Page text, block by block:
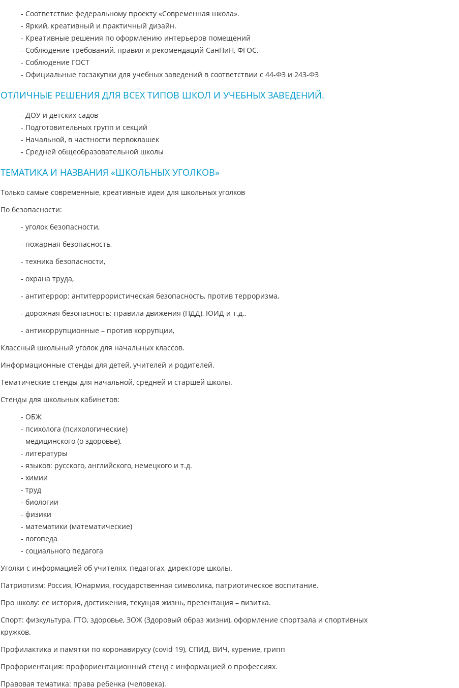
- Соответствие федеральному проекту «Современная школа».
- Яркий, креативный и практичный дизайн.
- Креативные решения по оформлению интерьеров помещений
- Соблюдение требований, правил и рекомендаций СанПиН, ФГОС.
- Соблюдение ГОСТ
- Официальные госзакупки для учебных заведений в соответствии с 44-ФЗ и 243-ФЗ
ОТЛИЧНЫЕ РЕШЕНИЯ ДЛЯ ВСЕХ ТИПОВ ШКОЛ И УЧЕБНЫХ ЗАВЕДЕНИЙ.
- ДОУ и детских садов
- Подготовительных групп и секций
- Начальной, в частности первоклашек
- Средней общеобразовательной школы
ТЕМАТИКА И НАЗВАНИЯ «ШКОЛЬНЫХ УГОЛКОВ»
Только самые современные, креативные идеи для школьных уголков
По безопасности:
- уголок безопасности,
- пожарная безопасность,
- техника безопасности,
- охрана труда,
- антитеррор: антитеррористическая безопасность, против терроризма,
- дорожная безопасность: правила движения (ПДД), ЮИД и т.д.,
- антикоррупционные – против коррупции,
Классный школьный уголок для начальных классов.
Информационные стенды для детей, учителей и родителей.
Тематические стенды для начальной, средней и старшей школы.
Стенды для школьных кабинетов:
- ОБЖ
- психолога (психологические)
- медицинского (о здоровье),
- литературы
- языков: русского, английского, немецкого и т.д.
- химии
- труд
- биологии
- физики
- математики (математические)
- логопеда
- социального педагога
Уголки с информацией об учителях, педагогах, директоре школы.
Патриотизм: Россия, Юнармия, государственная символика, патриотическое воспитание.
Про школу: ее история, достижения, текущая жизнь, презентация – визитка.
Спорт: физкультура, ГТО, здоровье, ЗОЖ (Здоровый образ жизни), оформление спортзала и спортивных
кружков.
Профилактика и памятки по коронавирусу (covid 19), СПИД, ВИЧ, курение, грипп
Профориентация: профориентационный стенд с информацией о профессиях.
Правовая тематика: права ребенка (человека).